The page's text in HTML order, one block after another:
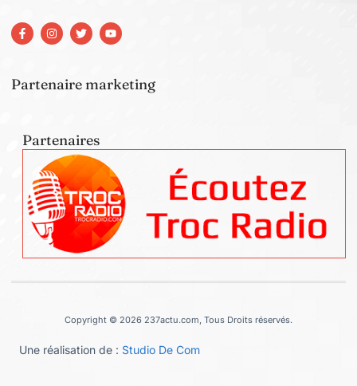
Partenaire marketing
Partenaires
Copyright © 2026 237actu.com, Tous Droits réservés.
Une réalisation de : Studio De Com